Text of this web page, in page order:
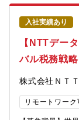
など、企業投資
じ、バイセル入
業も含め、経営
決定をする経験
ード感ある業務
ョンではなく、
渉までM&Aに関
と多数の関与部
とを期待してい
存の監査計画・
当監査テーマの
した業務監査／
段引き上げ、内
ド・1年後以降：
【職務内容】〇
社の業務プロセ
内部統制文書化
入社実績あり
【NTTデー
バル税務戦略
株式会社ＮＴ
リモートワーク